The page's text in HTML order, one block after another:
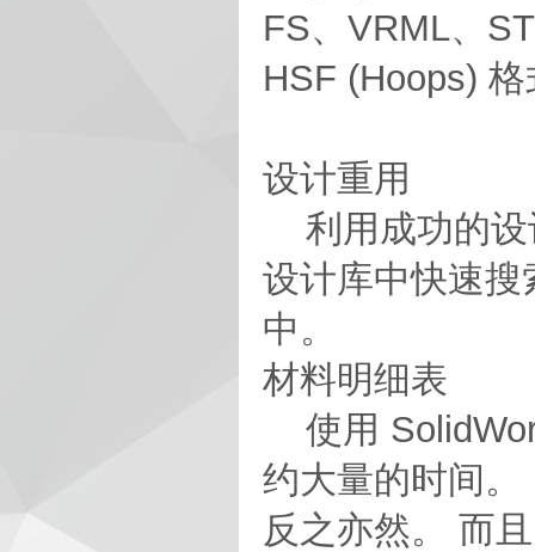
FS、VRML、
HSF (Hoops)
设计重用
利用成功的设
设计库中快速
中。
材料明细表
使用
约大量的时间
反之亦然。 而